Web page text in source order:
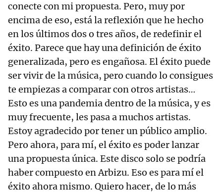
conecte con mi propuesta. Pero, muy por
encima de eso, está la reflexión que he hecho
en los últimos dos o tres años, de redefinir el
éxito. Parece que hay una definición de éxito
generalizada, pero es engañosa. El éxito puede
ser vivir de la música, pero cuando lo consigues
te empiezas a comparar con otros artistas…
Esto es una pandemia dentro de la música, y es
muy frecuente, les pasa a muchos artistas.
Estoy agradecido por tener un público amplio.
Pero ahora, para mí, el éxito es poder lanzar
una propuesta única. Este disco solo se podría
haber compuesto en Arbizu. Eso es para mí el
éxito ahora mismo. Quiero hacer, de lo más